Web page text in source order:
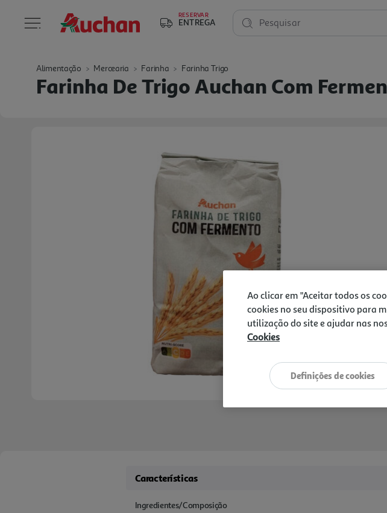
RESERVAR
ENTREGA Pesquisar
Alimentação Mercearia Farinha Farinha Trigo
Farinha De Trigo Auchan Com
Características
Ingredientes/Composição
Ao clicar em "Aceitar todos os
cookies no seu dispositivo para
utilização do site e ajudar nas
Cookies
Definições de cookies